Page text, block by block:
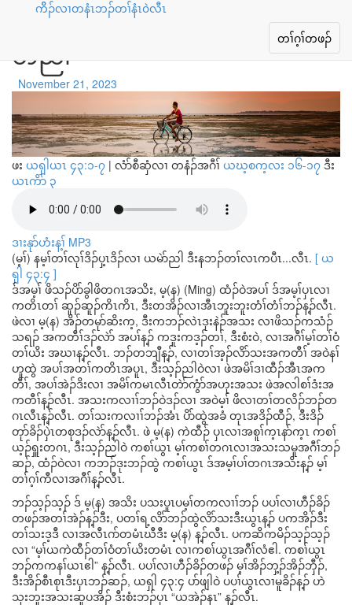
ကိိၣ်လၢတနံၤဘၣ်တၢ်နံၤ၀ဲလီၤ
Toggle
navigation
တၢ်ဂ့ၢ်တဖၣ်
မ့ၢ်တၢ်လုၢ်ဒိၣ်ပှ့ၤဒိၣ်လၢကစၢ်ယွၤအ
မဲာ်ညါ
November 21, 2023
ဖး ယရှါယၤ ၄၃:၁-၇ | လံာ်စီဆှံလၢ တနံၣ်အဂီၢ် ယဃ့စက့လး ၁၆-၁၇ ဒီး
ယၤကိာ် ၃
ဒၢးနုာ်ဟံးန့ၢ် MP3
(မ့ၢ်) နမ့ၢ်တၢ်လုၢ်ဒိၣ်ပှ့ၤဒိၣ်လၢ ယမဲာ်ညါ ဒီးနဘၣ်တၢ်လၤကပီၤ...လီၤ. [ ယ
ရှါ ၄၃:၄ ]
ဒ်အမ့ၢ် ဖိသၣ်ပိာ်ခွါဖိတဂၤအသိး, မ့(န) (Ming) ထံၣ်ဝဲအပၢ် ဒ်အမ့ၢ်ပှၤလၢ
ကတိၤတၢ် ဆူၣ်ဆူၣ်ကိၤကိၤ, ဒီးတအိၣ်လၢအီၤဘူးဘူးတံၢ်တံၢ်ဘၣ်န့ၣ်လီၤ.
ဖဲလၢ မ့(န) အိၣ်တမုာ်ဆိးက့, ဒီးကဘၣ်လဲၤဒုးနဲၣ်အသး လၢဖိသၣ်ကသံၣ်
သရၣ် အကတီၢ်ဒၣ်လဲာ် အပၢ်န့ၣ် ကဒူးကဒ့ၣ်တၢ်, ဒီးစံးဝဲ, လၢအဂီၢ်မ့ၢ်တၢ်ဝံ
တၢ်ယိး အဃၢန့ၣ်လီၤ. ဘၣ်တဘျီန့ၣ်, လၢတၢ်အ့ၣ်လိာ်သးအကတီၢ် အဝဲနၢ်
ဟူထွဲ အပၢ်အတၢ်ကတိၤအပူၤ, ဒီးသ့ၣ်ညါဝဲလၢ ဖဲအမိၢ်ဒၢထီၣ်အီၤအက
တီၢ်, အပၢ်အဲၣ်ဒိးလၢ အမိၢ်ကမၤလီၤတဲာ်ကွံာ်အဟုးအသး ဖဲအလါစၢ်ဒံးအ
ကတီၢ်န့ၣ်လီၤ. အသးကလၢၢ်ဘၣ်ဝဲဒၣ်လၢ အဝဲမ့ၢ် ဖိလၢတၢ်တလိၣ်ဘၣ်တ
ဂၤလီၤန့ၣ်လီၤ. တၢ်သးကလၢၢ်ဘၣ်အံၤ ပိာ်ထွဲအခံ တုၤအဒိၣ်ထီၣ်, ဒီးဒိၣ်
တုာ်ခိၣ်ပှဲၤတစုဒၣ်လဲာ်န့ၣ်လီၤ. ဖဲ မ့(န) ကဲထီၣ် ပှၤလၢအစူၢ်က့ၤနာ်က့ၤ ကစၢ်
ယ့ၣ်ရှူးတဂၤ, ဒီးသ့ၣ်ညါဝဲ ကစၢ်ယွၤ မ့ၢ်ကစၢ်တဂၤလၢအသးသမူအဂီၢ်ဘၣ်
ဆၣ်, ထံၣ်ဝဲလၢ ကဘၣ်ဒုးဘၣ်ထွဲ ကစၢ်ယွၤ ဒ်အမ့ၢ်ပၢ်တဂၤအသိးန့ၣ် မ့ၢ်
တၢ်ဂ့ၢ်ကီလၢအဂီၢ်န့ၣ်လီၤ.
ဘၣ်သ့ၣ်သ့ၣ် ဒ် မ့(န) အသိး ပသးပူၤပမ့ၢ်တကလၢၢ်ဘၣ် ပပၢ်လၢဟီၣ်ခိၣ်
တဖၣ်အတၢ်အဲၣ်န့ၣ်ဒီး, ပတၢ်ရ့လိာ်ဘၣ်ထွဲလိာ်သးဒီးယွၤန့ၣ် ပကအိၣ်ဒီး
တၢ်သးဒ့ဒီ လၢအလီၤဂာ်တမံၤဃီဒီး မ့(န) န့ၣ်လီၤ. ပကဆိကမိၣ်သ့ၣ်သ့ၣ်
လၢ “မ့ၢ်ယကဲထီၣ်တၢ်ဝံတၢ်ယိးတမံၤ လၢကစၢ်ယွၤအဂီၢ်လံဧါ. ကစၢ်ယွၤ
ဘၣ်ကကနၢ်ယၤဧါ” န့ၣ်လီၤ. ပပၢ်လၢဟီၣ်ခိၣ်တဖၣ် မ့ၢ်အိၣ်ဘှ့ၣ်အိၣ်ဘှီၣ်,
ဒီးအိၣ်စီၤစုၤဒီးပှၤဘၣ်ဆၣ်, ယရှါ ၄၃:၄ ပာ်ဖျါဝဲ ပပၢ်ယွၤလၢမူခိၣ်န့ၣ် ဟဲ
သုးဘူးအသးဆူပအိၣ် ဒီးစံးဘၣ်ပှၤ “ယအဲၣ်နၤ” န့ၣ်လီၤ.